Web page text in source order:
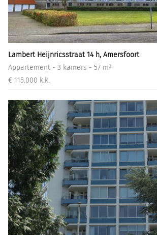
Lambert Heijnricsstraat 14 h, Amersfoort
Appartement - 3 kamers - 57 m²
€ 115.000 k.k.